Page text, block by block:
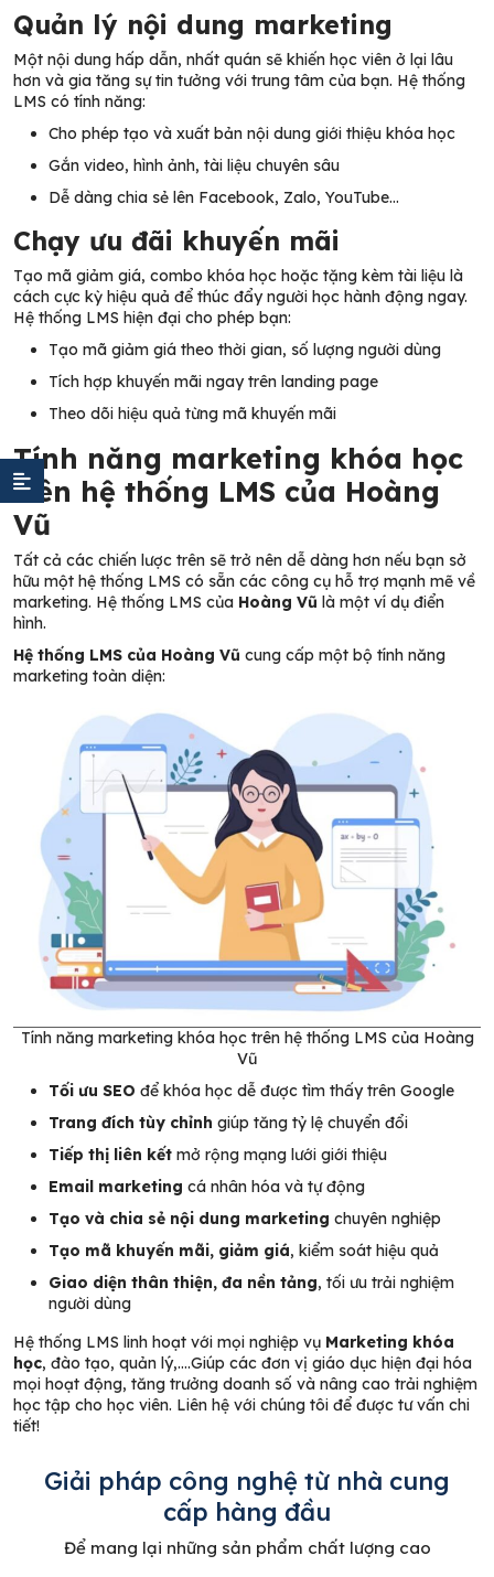
Quản lý nội dung marketing
Một nội dung hấp dẫn, nhất quán sẽ khiến học viên ở lại lâu
hơn và gia tăng sự tin tưởng với trung tâm của bạn. Hệ thống
LMS có tính năng:
Cho phép tạo và xuất bản nội dung giới thiệu khóa học
Gắn video, hình ảnh, tài liệu chuyên sâu
Dễ dàng chia sẻ lên Facebook, Zalo, YouTube…
Chạy ưu đãi khuyến mãi
Tạo mã giảm giá, combo khóa học hoặc tặng kèm tài liệu là
cách cực kỳ hiệu quả để thúc đẩy người học hành động ngay.
Hệ thống LMS hiện đại cho phép bạn:
Tạo mã giảm giá theo thời gian, số lượng người dùng
Tích hợp khuyến mãi ngay trên landing page
Theo dõi hiệu quả từng mã khuyến mãi
Tính năng marketing khóa học
trên hệ thống LMS của Hoàng
Vũ
Tất cả các chiến lược trên sẽ trở nên dễ dàng hơn nếu bạn sở
hữu một hệ thống LMS có sẵn các công cụ hỗ trợ mạnh mẽ về
marketing. Hệ thống LMS của Hoàng Vũ là một ví dụ điển
hình.
Hệ thống LMS của Hoàng Vũ cung cấp một bộ tính năng
marketing toàn diện:
Tính năng marketing khóa học trên hệ thống LMS của Hoàng
Vũ
Tối ưu SEO để khóa học dễ được tìm thấy trên Google
Trang đích tùy chỉnh giúp tăng tỷ lệ chuyển đổi
Tiếp thị liên kết mở rộng mạng lưới giới thiệu
Email marketing cá nhân hóa và tự động
Tạo và chia sẻ nội dung marketing chuyên nghiệp
Tạo mã khuyến mãi, giảm giá, kiểm soát hiệu quả
Giao diện thân thiện, đa nền tảng, tối ưu trải nghiệm
người dùng
Hệ thống LMS linh hoạt với mọi nghiệp vụ Marketing khóa
học, đào tạo, quản lý,….Giúp các đơn vị giáo dục hiện đại hóa
mọi hoạt động, tăng trưởng doanh số và nâng cao trải nghiệm
học tập cho học viên. Liên hệ với chúng tôi để được tư vấn chi
tiết!
Giải pháp công nghệ từ nhà cung
cấp hàng đầu
Để mang lại những sản phẩm chất lượng cao